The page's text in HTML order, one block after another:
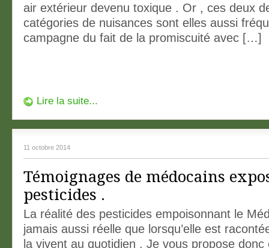
air extérieur devenu toxique . Or , ces deux
catégories de nuisances sont elles aussi
campagne du fait de la promiscuité avec […]
Lire la suite...
11 octobre 2014
Témoignages de médocains
pesticides .
La réalité des pesticides empoisonnant le
jamais aussi réelle que lorsqu’elle est
la vivent au quotidien . Je vous propose donc